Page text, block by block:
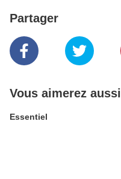
Partager
Vous aimerez aussi
Essentiel